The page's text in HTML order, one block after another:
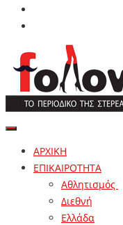
ΑΡΧΙΚΗ
ΕΠΙΚΑΙΡΟΤΗΤΑ
Αθλητισμός
Διεθνή
Ελλάδα